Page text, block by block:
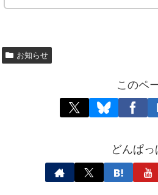
お知らせ
このペ
どんぱ